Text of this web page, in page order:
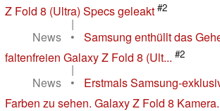
Z Fold 8 (Ultra) Specs geleakt #2
|
News
•
Samsung enthüllt das
faltenfreien Galaxy Z Fold 8 (Ult... #2
|
News
•
Erstmals Samsung-
Farben zu sehen. Galaxy Z Fold 8